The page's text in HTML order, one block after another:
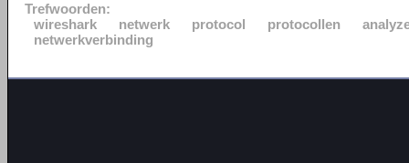
Trefwoorden:
wireshark
netwerk protocol protocollen
netwerkverbinding